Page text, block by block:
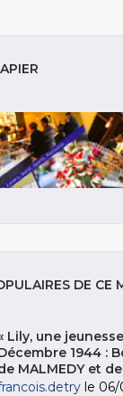
DE CE
Lily, une
1944 :
MALMEDY et
le